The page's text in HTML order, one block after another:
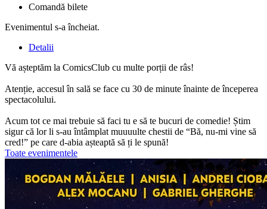
Comandă bilete
Evenimentul s-a încheiat.
Detalii
Vă așteptăm la ComicsClub cu multe porții de râs!
Atenție, accesul în sală se face cu 30 de minute înainte de începerea
spectacolului.
Acum tot ce mai trebuie să faci tu e să te bucuri de comedie! Știm
sigur că lor li s-au întâmplat muuuulte chestii de “Bă, nu-mi vine să
cred!” pe care d-abia așteaptă să ți le spună!
Toate evenimentele